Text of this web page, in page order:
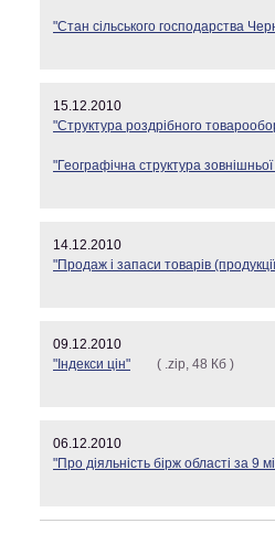
"Стан сільського господарства
15.12.2010
"Структура роздрібного
"Географічна структура
14.12.2010
"Продаж і запаси товарів
09.12.2010
"Індекси цін"
( .zip, 48 Кб )
06.12.2010
"Про діяльність бірж області за 9